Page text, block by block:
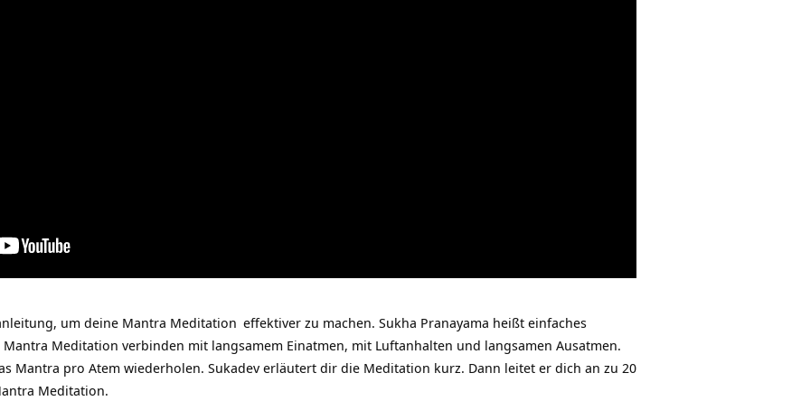
um deine Mantra Meditation effektiver zu machen. Sukha Pranayama heißt einfaches
Mantra Meditation verbinden mit langsamem Einatmen, mit Luftanhalten und langsamen Ausatmen.
Mantra pro Atem wiederholen. Sukadev erläutert dir die Meditation kurz. Dann leitet er dich an zu 20
Meditation.